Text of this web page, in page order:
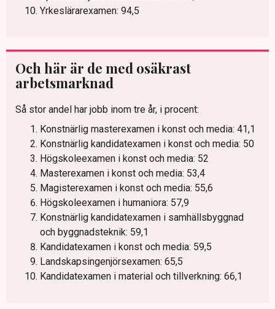
Yrkeslärarexamen: 94,5
Och här är de med osäkrast
arbetsmarknad
Så stor andel har jobb inom tre år, i procent:
Konstnärlig masterexamen i konst och media: 41,1
Konstnärlig kandidatexamen i konst och media: 50
Högskoleexamen i konst och media: 52
Masterexamen i konst och media: 53,4
Magisterexamen i konst och media: 55,6
Högskoleexamen i humaniora: 57,9
Konstnärlig kandidatexamen i samhällsbyggnad
och byggnadsteknik: 59,1
Kandidatexamen i konst och media: 59,5
Landskapsingenjörsexamen: 65,5
Kandidatexamen i material och tillverkning: 66,1